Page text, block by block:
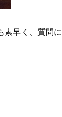
素早く、質問に